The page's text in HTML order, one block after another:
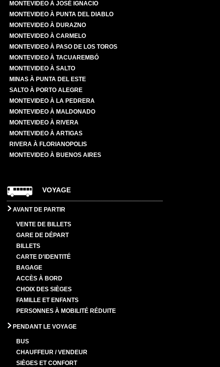
MONTEVIDEO À JOSÉ IGNACIO
MONTEVIDEO À PUNTA DEL DIABLO
MONTEVIDEO À DURAZNO
MONTEVIDEO À CARMELO
MONTEVIDEO À PASO DE LOS TOROS
MONTEVIDEO À TACUAREMBÓ
MONTEVIDEO À SALTO
MINAS À PUNTA DEL ESTE
SALTO À PORTO ALEGRE
MONTEVIDEO À LA PEDRERA
MONTEVIDEO À MALDONADO
MONTEVIDEO À RIVERA
MONTEVIDEO À ARTIGAS
RIVERA À FLORIANOPOLIS
MONTEVIDEO À BUENOS AIRES
VOYAGE
AVANT DE PARTIR
VENTE DE BILLETS
GARE DE DÉPART
BILLETS
CARTE D'IDENTITÉ
BAGAGE
ACCÈS À BORD
CHOIX DES SIÈGES
FAMILLE ET ENFANTS
PERSONNES À MOBILITÉ RÉDUITE
PENDANT LE VOYAGE
BUS
CHAUFFEUR / VENDEUR
SIÈGES ET CONFORT